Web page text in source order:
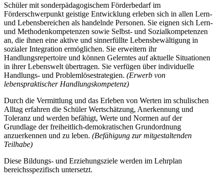
Schüler mit sonderpädagogischem Förderbedarf im
Förderschwerpunkt geistige Entwicklung erleben sich in allen Lern-
und Lebensbereichen als handelnde Personen. Sie eignen sich Lern-
und Methodenkompetenzen sowie Selbst- und Sozialkompetenzen
an, die ihnen eine aktive und sinnerfüllte Lebensbewältigung in
sozialer Integration ermöglichen. Sie erweitern ihr
Handlungsrepertoire und können Gelerntes auf aktuelle Situationen
in ihrer Lebenswelt übertragen. Sie verfügen über individuelle
Handlungs- und Problemlösestrategien. (Erwerb von
lebenspraktischer Handlungskompetenz)
Durch die Vermittlung und das Erleben von Werten im schulischen
Alltag erfahren die Schüler Wertschätzung, Anerkennung und
Toleranz und werden befähigt, Werte und Normen auf der
Grundlage der freiheitlich-demokratischen Grundordnung
anzuerkennen und zu leben. (Befähigung zur mitgestaltenden
Teilhabe)
Diese Bildungs- und Erziehungsziele werden im Lehrplan
bereichsspezifisch untersetzt.